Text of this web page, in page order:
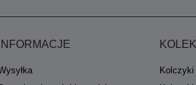
INFORMACJE
Kolczyki